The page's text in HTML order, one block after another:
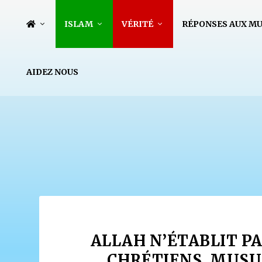
ISLAM VÉRITÉ RÉPONSES AUX
AIDEZ NOUS
ALLAH N’ÉTABLIT